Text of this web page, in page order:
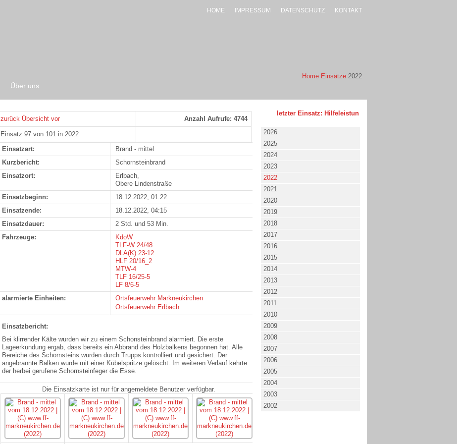
HOME IMPRESSUM DATENSCHUTZ KONTAKT
Home Einsätze 2022
Über uns
zurück Übersicht vor Anzahl Aufrufe: 4744
Einsatz 97 von 101 in 2022
Einsatzart:
Brand - mittel
Kurzbericht:
Schornsteinbrand
Einsatzort:
Erlbach,
Obere Lindenstraße
Einsatzbeginn:
18.12.2022, 01:22
Einsatzende:
18.12.2022, 04:15
Einsatzdauer:
2 Std. und 53 Min.
Fahrzeuge:
KdoW
TLF-W 24/48
DLA(K) 23-12
HLF 20/16_2
MTW-4
TLF 16/25-5
LF 8/6-5
alarmierte Einheiten:
Ortsfeuerwehr Markneukirchen
Ortsfeuerwehr Erlbach
Einsatzbericht:
Bei klirrender Kälte wurden wir zu einem Schonsteinbrand alarmiert. Die erste
Lageerkundung ergab, dass bereits ein Abbrand des Holzbalkens begonnen hat. Alle
Bereiche des Schornsteins wurden durch Trupps kontrolliert und gesichert. Der
angebrannte Balken wurde mit einer Kübelspritze gelöscht. Im weiteren Verlauf kehrte
der herbei gerufene Schornsteinfeger die Esse.
Die Einsatzkarte ist nur für angemeldete Benutzer verfügbar.
letzter Einsatz: Hilfeleistung - klein - 02.08.2026 um 17:53
2026
2025
2024
2023
2022
2021
2020
2019
2018
2017
2016
2015
2014
2013
2012
2011
2010
2009
2008
2007
2006
2005
2004
2003
2002